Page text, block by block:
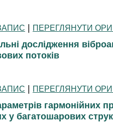
| ПЕРЕГЛЯНУТИ
дослідження
потоків
| ПЕРЕГЛЯНУТИ
гармонійних
у багатошарових